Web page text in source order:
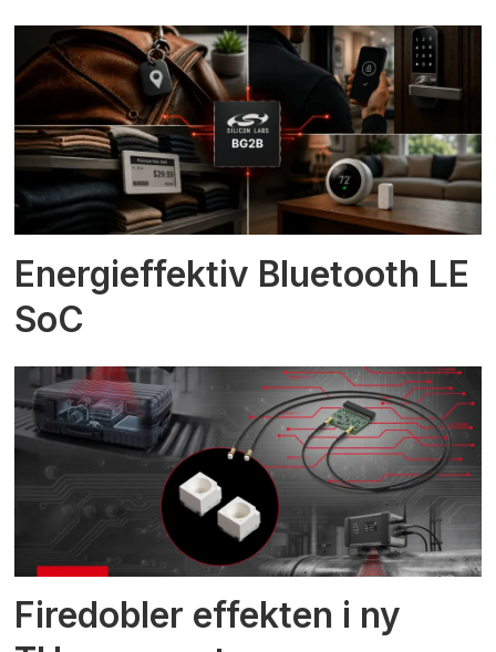
Energieffektiv Bluetooth LE
SoC
Firedobler effekten i ny